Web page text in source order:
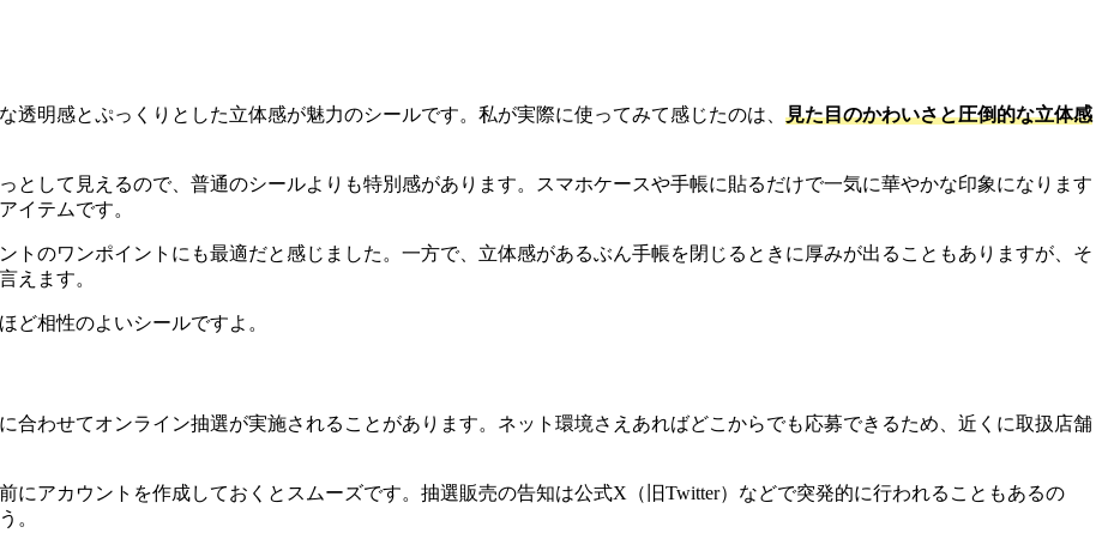
明感とぷっくりとした立体感が魅力のシールです。私が実際に使ってみて感じたのは、 見た目のかわいさと圧倒的な立体感
として見えるので、普通のシールよりも特別感があります。スマホケースや手帳に貼るだけで一気に華やかな印象になります
イテムです。
トのワンポイントにも最適だと感じました。一方で、立体感があるぶん手帳を閉じるときに厚みが出ることもありますが、そ
えます。
ど相性のよいシールですよ。
合わせてオンライン抽選が実施されることがあります。ネット環境さえあればどこからでも応募できるため、近くに取扱店舗
にアカウントを作成しておくとスムーズです。抽選販売の告知は公式X（旧Twitter）などで突発的に行われることもあるの
。